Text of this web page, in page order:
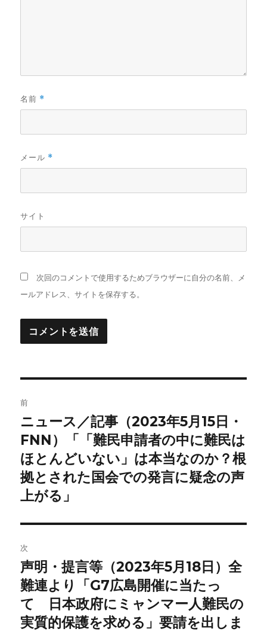
名前 *
メール *
サイト
次回のコメントで使用するためブラウザーに自分の名前、メ
ールアドレス、サイトを保存する。
稿
ナ
ビ
ゲ
シ
ョ
ン
前
前
の
投
稿:
ニュース／記事（2023年5月15日・
FNN）「「難民申請者の中に難民は
ほとんどいない」は本当なのか？根
拠とされた国会での発言に疑念の声
上がる」
次
次
の
投
稿:
声明・提言等（2023年5月18日）全
難連より「G7広島開催に当たっ
て 日本政府にミャンマー人難民の
実質的保護を求める」要請を出しま